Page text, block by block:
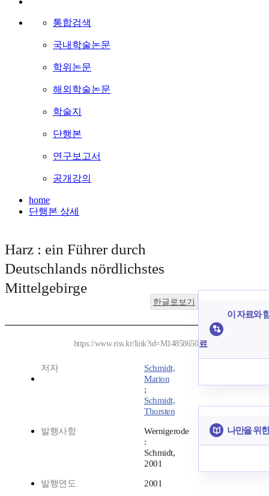
통합검색
국내학술논문
학위논문
해외학술논문
학술지
단행본
연구보고서
공개강의
home
단행본 상세
Harz : ein Führer durch
Deutschlands nördlichstes
Mittelgebirge
한글로보기
https://www.riss.kr/link?id=M14858650
저자
Schmidt,
Marion
;
Schmidt,
Thorsten
발행사항
Wernigerode
:
Schmidt,
2001
발행연도 2001
이 자료와
료
나만을 위